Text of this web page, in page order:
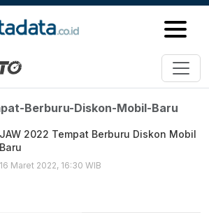
Diskon Mobil
Berburu-Diskon-Mobil-Baru
JAW 2022 Tempat Berburu Diskon Mobil
Baru
16 Maret 2022, 16:30 WIB